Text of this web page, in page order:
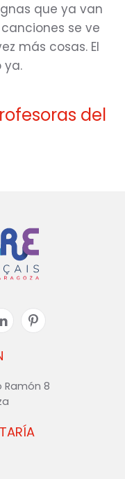
que ya van
se ve
más cosas. El
ya.
del
Ramón 8